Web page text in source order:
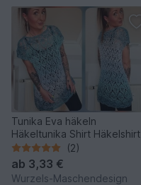
Tunika Eva häkeln
Häkeltunika Shirt Häkelshirt
(2)
ab 3,33 €
Wurzels-Maschendesign